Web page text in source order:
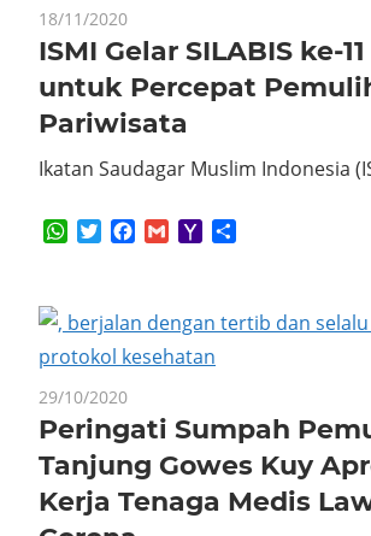
18/11/2020
ISMI Gelar SILABIS ke-
untuk Percepat
Pariwisata
Ikatan Saudagar Muslim Indonesia
WhatsApp
TwitterFacebook
GmailYahoo
29/10/2020
Peringati Sumpah
Tanjung Gowes Kuy
Kerja Tenaga Medis